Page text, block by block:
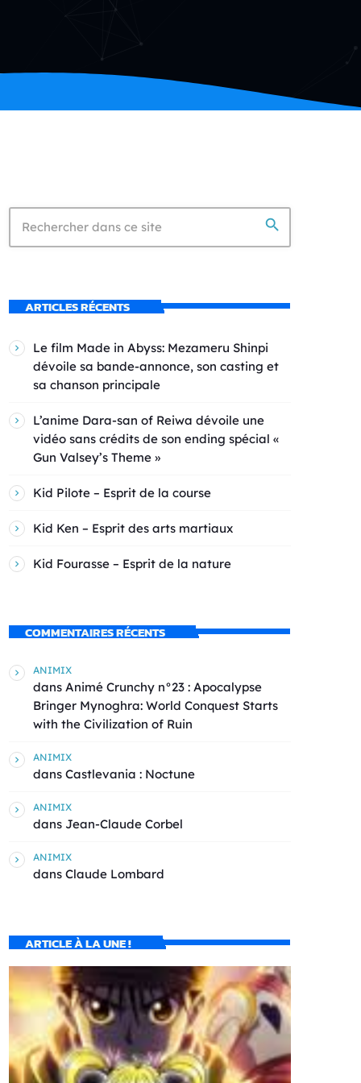
search
ARTICLES RÉCENTS
Le film Made in Abyss: Mezameru Shinpi
dévoile sa bande-annonce, son casting et
sa chanson principale
L’anime Dara-san of Reiwa dévoile une
vidéo sans crédits de son ending spécial «
Gun Valsey’s Theme »
Kid Pilote – Esprit de la course
Kid Ken – Esprit des arts martiaux
Kid Fourasse – Esprit de la nature
COMMENTAIRES RÉCENTS
ANIMIX
dans Animé Crunchy n°23 : Apocalypse
Bringer Mynoghra: World Conquest Starts
with the Civilization of Ruin
ANIMIX
dans Castlevania : Noctune
ANIMIX
dans Jean-Claude Corbel
ANIMIX
dans Claude Lombard
ARTICLE À LA UNE !